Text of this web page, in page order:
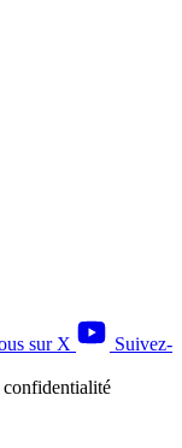
sur X
Suivez-